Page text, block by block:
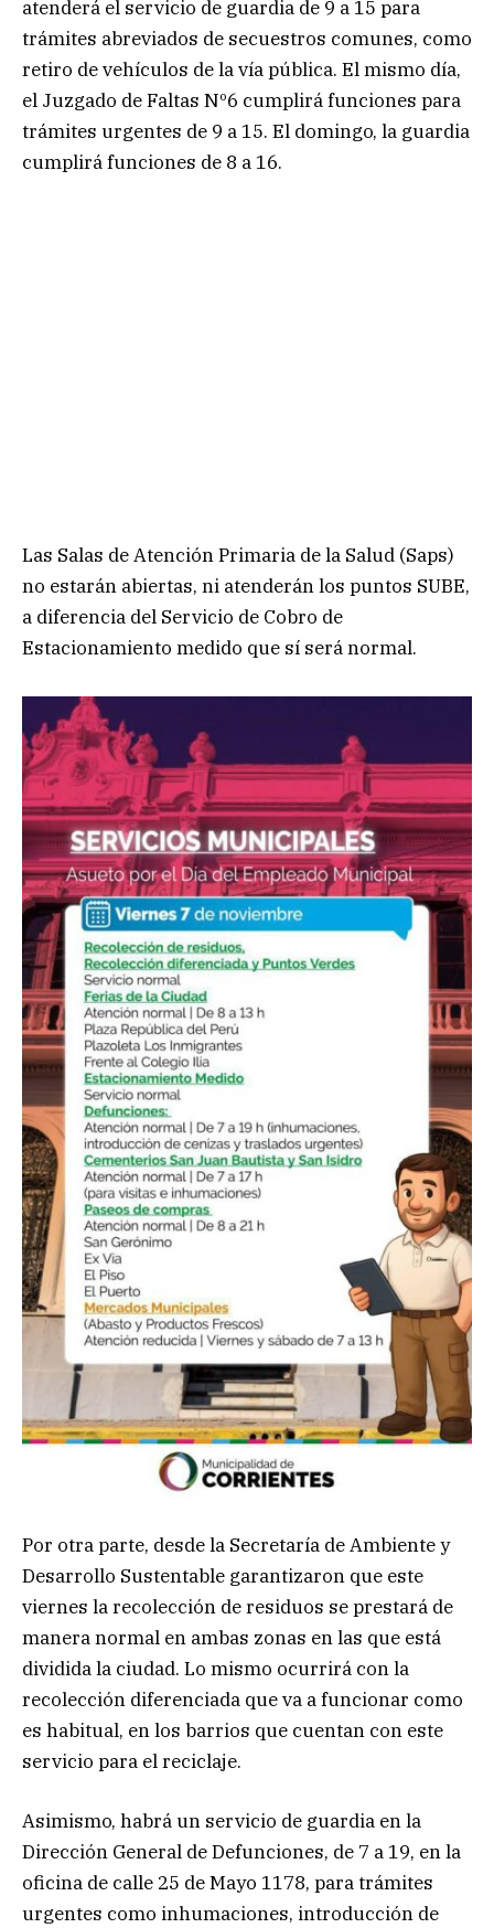
atenderá el servicio de guardia de 9 a 15 para
trámites abreviados de secuestros comunes, como
retiro de vehículos de la vía pública. El mismo día,
el Juzgado de Faltas Nº6 cumplirá funciones para
trámites urgentes de 9 a 15. El domingo, la guardia
cumplirá funciones de 8 a 16.
Las Salas de Atención Primaria de la Salud (Saps)
no estarán abiertas, ni atenderán los puntos SUBE,
a diferencia del Servicio de Cobro de
Estacionamiento medido que sí será normal.
Por otra parte, desde la Secretaría de Ambiente y
Desarrollo Sustentable garantizaron que este
viernes la recolección de residuos se prestará de
manera normal en ambas zonas en las que está
dividida la ciudad. Lo mismo ocurrirá con la
recolección diferenciada que va a funcionar como
es habitual, en los barrios que cuentan con este
servicio para el reciclaje.
Asimismo, habrá un servicio de guardia en la
Dirección General de Defunciones, de 7 a 19, en la
oficina de calle 25 de Mayo 1178, para trámites
urgentes como inhumaciones, introducción de